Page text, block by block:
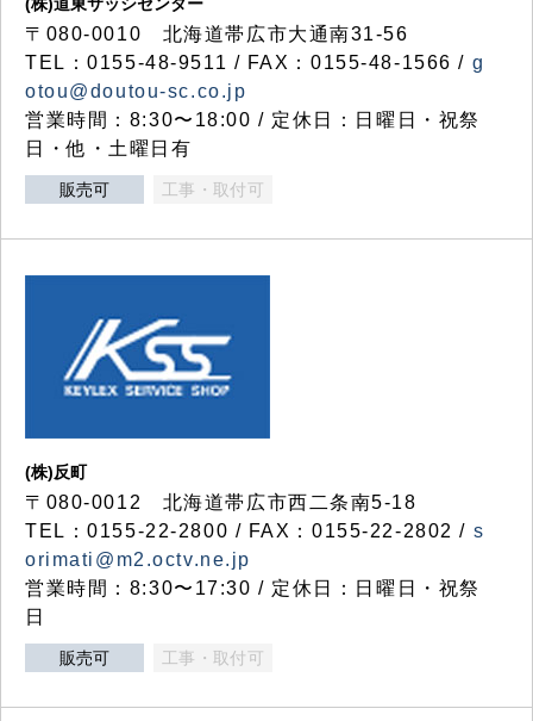
〒080-0010 北海道帯広市大通南31-56
TEL：0155-48-9511 / FAX：0155-48-1566 / g
otou@doutou-sc.co.jp
営業時間：8:30〜18:00 / 定休日：日曜日・祝祭
日・他・土曜日有
販売可 工事・取付可
(株)反町
〒080-0012 北海道帯広市西二条南5-18
TEL：0155-22-2800 / FAX：0155-22-2802 / s
orimati@m2.octv.ne.jp
営業時間：8:30〜17:30 / 定休日：日曜日・祝祭
日
販売可 工事・取付可